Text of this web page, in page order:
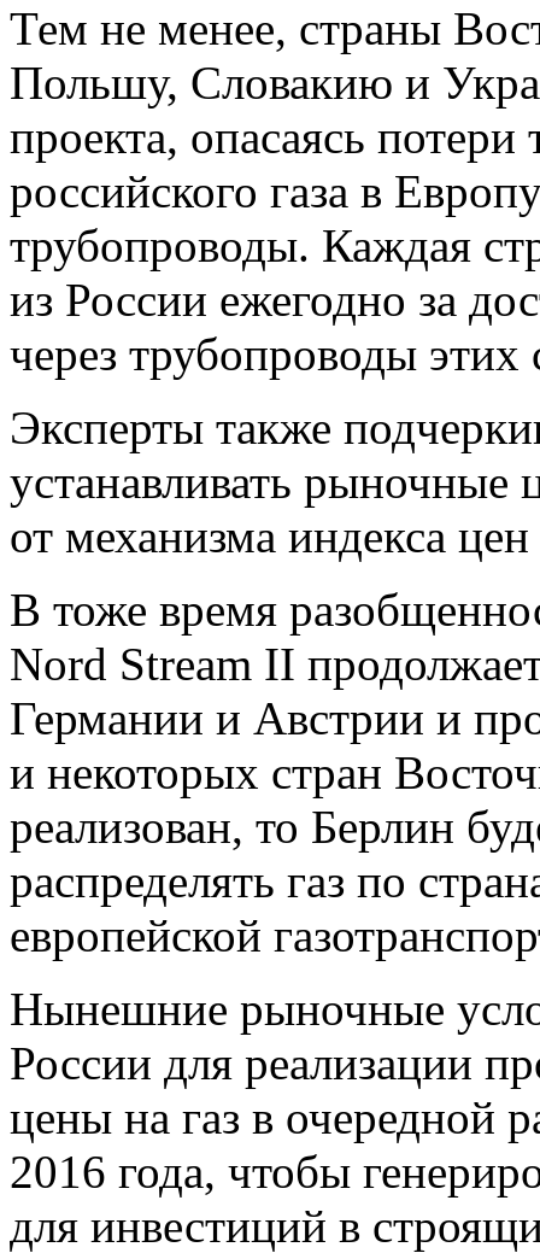
Тем не менее, страны
Польшу, Словакию и
проекта, опасаясь
российского газа в
трубопроводы. Каждая
из России ежегодно за
через трубопроводы этих
Эксперты также
устанавливать рыночные
от механизма индекса
В тоже время
Nord Stream II
Германии и Австрии и
и некоторых стран
реализован, то Берлин
распределять газ по
европейской
Нынешние рыночные
России для реализации
цены на газ в очередной
2016 года, чтобы
для инвестиций в